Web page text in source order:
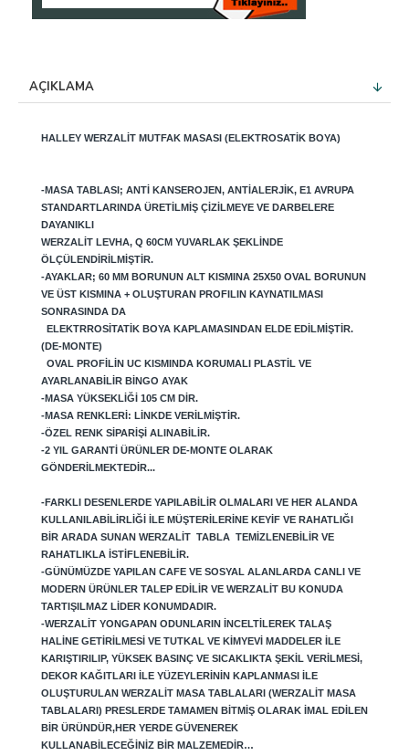
AÇIKLAMA
HALLEY WERZALIT MUTFAK MASASI (ELEKTROSATIK BOYA)
-MASA TABLASI; ANTI KANSEROJEN, ANTIALERJIK, E1 AVRUPA
STANDARTLARINDA ÜRETILMIŞ ÇIZILMEYE VE DARBELERE
DAYANIKLI
WERZALIT LEVHA, Q 60CM YUVARLAK ŞEKLINDE
ÖLÇÜLENDIRILMIŞTIR.
-AYAKLAR; 60 MM BORUNUN ALT KISMINA 25X50 OVAL BORUNUN
VE ÜST KISMINA + OLUŞTURAN PROFILIN KAYNATILMASI
SONRASINDA DA
ELEKTRROSITATIK BOYA KAPLAMASINDAN ELDE EDILMIŞTIR.
(DE-MONTE)
OVAL PROFILIN UC KISMINDA KORUMALI PLASTIL VE
AYARLANABILIR BINGO AYAK
-MASA YÜKSEKLIĞI 105 CM DIR.
-MASA RENKLERI: LINKDE VERILMIŞTIR.
-ÖZEL RENK SIPARIŞI ALINABILIR.
-2 YIL GARANTI ÜRÜNLER DE-MONTE OLARAK
GÖNDERILMEKTEDIR...
-FARKLI DESENLERDE YAPILABILIR OLMALARI VE HER ALANDA
KULLANILABILIRLIĞI ILE MÜŞTERILERINE KEYIF VE RAHATLIĞI
BIR ARADA SUNAN WERZALIT TABLA TEMIZLENEBILIR VE
RAHATLIKLA ISTIFLENEBILIR.
-GÜNÜMÜZDE YAPILAN CAFE VE SOSYAL ALANLARDA CANLI VE
MODERN ÜRÜNLER TALEP EDILIR VE WERZALIT BU KONUDA
TARTIŞILMAZ LIDER KONUMDADIR.
-WERZALIT YONGAPAN ODUNLARIN INCELTILEREK TALAŞ
HALINE GETIRILMESI VE TUTKAL VE KIMYEVI MADDELER ILE
KARIŞTIRILIP, YÜKSEK BASINÇ VE SICAKLIKTA ŞEKIL VERILMESI,
DEKOR KAĞITLARI ILE YÜZEYLERININ KAPLANMASI ILE
OLUŞTURULAN WERZALIT MASA TABLALARI (WERZALIT MASA
TABLALARI) PRESLERDE TAMAMEN BITMIŞ OLARAK IMAL EDILEN
BIR ÜRÜNDÜR,HER YERDE GÜVENEREK
KULLANABILECEĞINIZ BIR MALZEMEDIR…